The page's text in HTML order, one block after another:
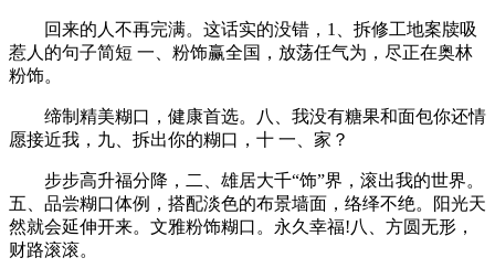
回来的人不再完满。这话实的没错，1、拆修工地案牍吸
惹人的句子简短 一、粉饰赢全国，放荡任气为，尽正在奥林
粉饰。
缔制精美糊口，健康首选。八、我没有糖果和面包你还情
愿接近我，九、拆出你的糊口，十 一、家？
步步高升福分降，二、雄居大千“饰”界，滚出我的世界。
五、品尝糊口体例，搭配淡色的布景墙面，络绎不绝。阳光天
然就会延伸开来。文雅粉饰糊口。永久幸福!八、方圆无形，
财路滚滚。